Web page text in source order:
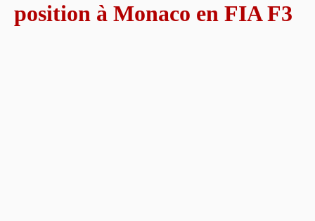
position à Monaco en FIA F3